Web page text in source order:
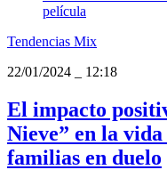
Tendencias Mix
22/01/2024
12:18
El impacto
Nieve” en la
familias en duelo